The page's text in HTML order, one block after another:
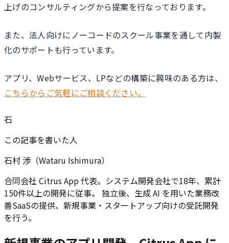
上げのコンサルティングから提案を行なっております。
また、法人向けにノーコードのスクール事業を通して内製
化のサポートも行っています。
アプリ、Webサービス、LPなどの構築に興味のある方は、
こちらからご気軽にご相談ください。
石
この記事を書いた人
石村 渉（Wataru Ishimura）
合同会社 Citrus App 代表。システム開発会社で18年、累計
150件以上の開発に従事。 独立後、生成 AI を用いた業務改
善SaaSの提供、新規事業・スタートアップ向けの受託開発
を行う。